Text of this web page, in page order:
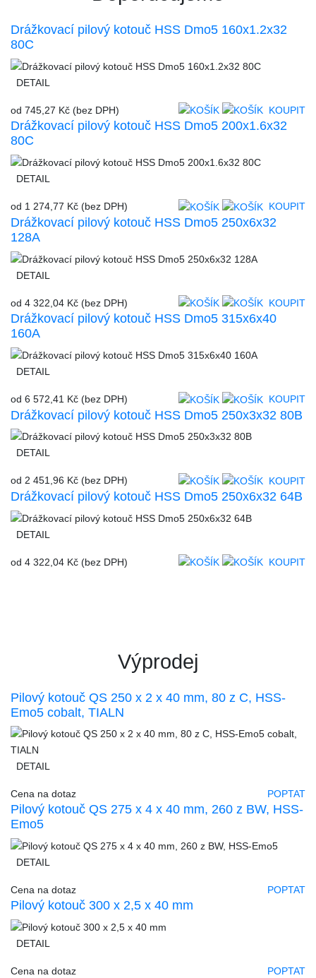
Drážkovací pilový kotouč HSS Dmo5 160x1.2x32
80C
DETAIL
od 745,27 Kč (bez DPH) KOUPIT
Drážkovací pilový kotouč HSS Dmo5 200x1.6x32
80C
DETAIL
od 1 274,77 Kč (bez DPH) KOUPIT
Drážkovací pilový kotouč HSS Dmo5 250x6x32
128A
DETAIL
od 4 322,04 Kč (bez DPH) KOUPIT
Drážkovací pilový kotouč HSS Dmo5 315x6x40
160A
DETAIL
od 6 572,41 Kč (bez DPH) KOUPIT
Drážkovací pilový kotouč HSS Dmo5 250x3x32 80B
DETAIL
od 2 451,96 Kč (bez DPH) KOUPIT
Drážkovací pilový kotouč HSS Dmo5 250x6x32 64B
DETAIL
od 4 322,04 Kč (bez DPH) KOUPIT
Výprodej
Pilový kotouč QS 250 x 2 x 40 mm, 80 z C, HSS-
Emo5 cobalt, TIALN
DETAIL
Cena na dotaz POPTAT
Pilový kotouč QS 275 x 4 x 40 mm, 260 z BW, HSS-
Emo5
DETAIL
Cena na dotaz POPTAT
Pilový kotouč 300 x 2,5 x 40 mm
DETAIL
Cena na dotaz POPTAT